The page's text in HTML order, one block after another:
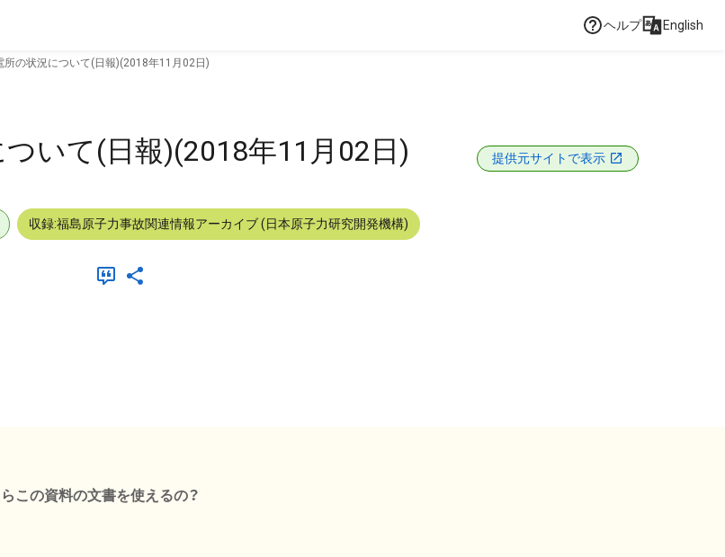
ヘルプ English
所の状況について(日報)(2018年11月02日)
いて(日報)(2018年11月02日) 提供元サイトで表示
収録:福島原子力事故関連情報アーカイブ (日本原子力研究開発機構)
この資料の文書を使えるの？